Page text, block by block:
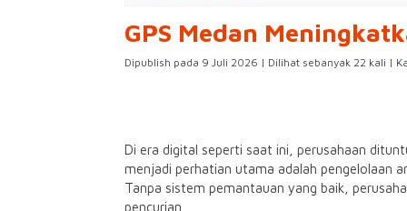
GPS Medan
Dipublish pada 9 Juli 2026 | Dilihat sebanyak 22 kali |
Di era digital seperti saat ini, perusahaan
menjadi perhatian utama adalah pengelolaan
Tanpa sistem pemantauan yang baik,
pencurian.